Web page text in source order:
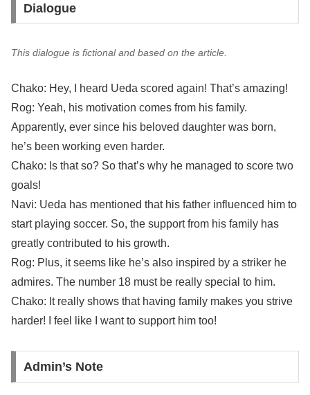
Dialogue
This dialogue is fictional and based on the article.
Chako: Hey, I heard Ueda scored again! That’s amazing!
Rog: Yeah, his motivation comes from his family.
Apparently, ever since his beloved daughter was born,
he’s been working even harder.
Chako: Is that so? So that’s why he managed to score two
goals!
Navi: Ueda has mentioned that his father influenced him to
start playing soccer. So, the support from his family has
greatly contributed to his growth.
Rog: Plus, it seems like he’s also inspired by a striker he
admires. The number 18 must be really special to him.
Chako: It really shows that having family makes you strive
harder! I feel like I want to support him too!
Admin’s Note